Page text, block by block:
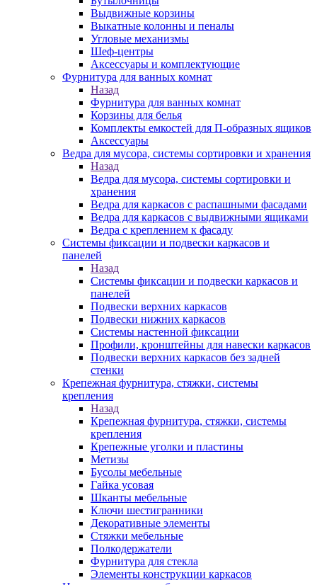
Выдвижные корзины
Выкатные колонны и пеналы
Угловые механизмы
Шеф-центры
Аксессуары и комплектующие
Фурнитура для ванных комнат
Назад
Фурнитура для ванных комнат
Корзины для белья
Комплекты емкостей для П-образных ящиков
Аксессуары
Ведра для мусора, системы сортировки и хранения
Назад
Ведра для мусора, системы сортировки и
хранения
Ведра для каркасов с распашными фасадами
Ведра для каркасов с выдвижными ящиками
Ведра с креплением к фасаду
Системы фиксации и подвески каркасов и
панелей
Назад
Системы фиксации и подвески каркасов и
панелей
Подвески верхних каркасов
Подвески нижних каркасов
Системы настенной фиксации
Профили, кронштейны для навески каркасов
Подвески верхних каркасов без задней
стенки
Крепежная фурнитура, стяжки, системы
крепления
Назад
Крепежная фурнитура, стяжки, системы
крепления
Крепежные уголки и пластины
Метизы
Бусолы мебельные
Гайка усовая
Шканты мебельные
Ключи шестигранники
Декоративные элементы
Стяжки мебельные
Полкодержатели
Фурнитура для стекла
Элементы конструкции каркасов